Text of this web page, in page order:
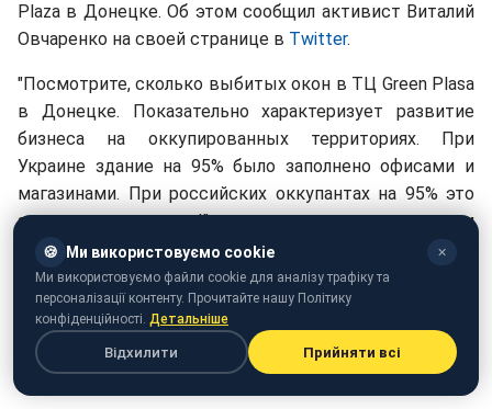
Plaza в Донецке. Об этом сообщил активист Виталий
Овчаренко на своей странице в Twitter.
"Посмотрите, сколько выбитых окон в ТЦ Green Plasa
в Донецке. Показательно характеризует развитие
бизнеса на оккупированных территориях. При
Украине здание на 95% было заполнено офисами и
магазинами. При российских оккупантах на 95% это
здание стоит пустое!", - написал журналист в своем
посте.
🍪 Ми використовуємо cookie ✕
Ми використовуємо файли cookie для аналізу трафіку та
персоналізації контенту. Прочитайте нашу Політику
конфіденційності. Детальніше
Відхилити Прийняти всі